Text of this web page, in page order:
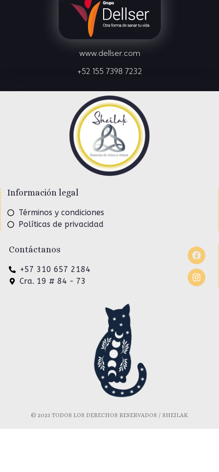
www.dellser.com
+52 155 7398 7232
Información legal
Términos y condiciones
Políticas de privacidad
Contáctanos
+57 310 657 2184
Cra. 19 # 84 - 73
© 2023 TODOS LOS DERECHOS RESERVADOS / SHEILAK